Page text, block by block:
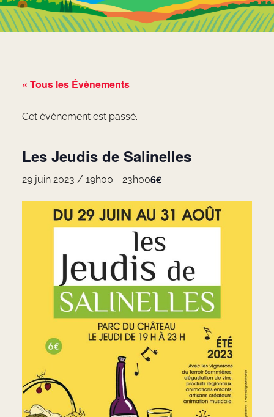
« Tous les Évènements
Cet évènement est passé.
Les Jeudis de Salinelles
29 juin 2023 / 19h00 - 23h006€